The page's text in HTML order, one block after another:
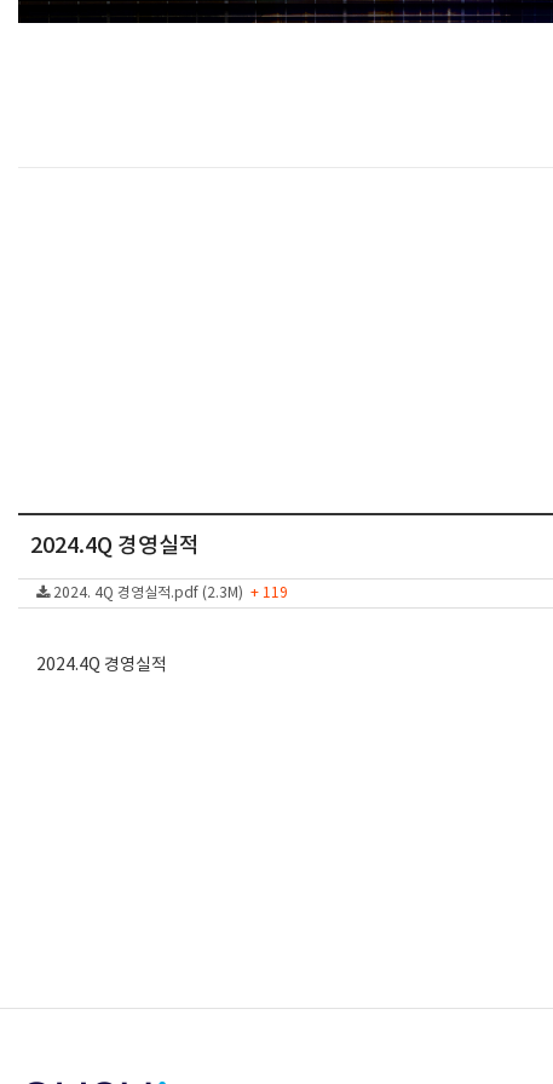
2024.4Q 경영실적
2024. 4Q 경영실적.pdf (2.3M) + 119
2024.4Q 경영실적